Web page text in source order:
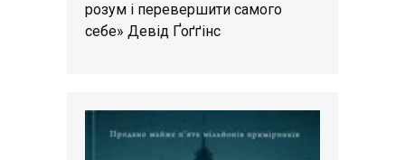
розум і перевершити самого
себе» Девід Ґоґґінс